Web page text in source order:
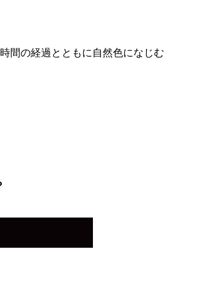
間の経過とともに自然色になじむ